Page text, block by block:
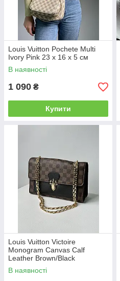
Louis Vuitton Pochete Multi
Ivory Pink 23 х 16 х 5 см
В наявності
1 090 ₴
Купити
Louis Vuitton Victoire
Monogram Canvas Calf
Leather Brown/Black
В наявності